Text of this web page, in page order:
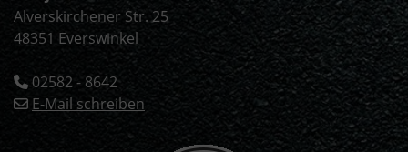
Alverskirchener Str. 25
48351 Everswinkel
02582 - 8642
E-Mail schreiben